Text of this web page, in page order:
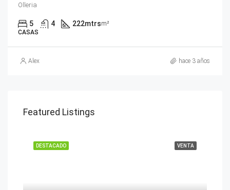
Olleria
5 4 222mtrsm²
CASAS
Alex hace 3 años
Featured Listings
VENTA
DESTACADO